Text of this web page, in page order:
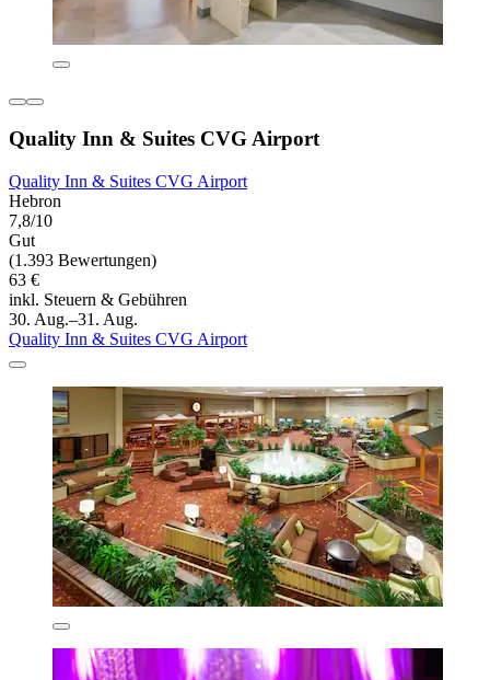
Quality Inn & Suites CVG Airport
Quality Inn & Suites CVG Airport
Hebron
7,8/10
Gut
(1.393 Bewertungen)
63 €
inkl. Steuern & Gebühren
30. Aug.–31. Aug.
Quality Inn & Suites CVG Airport